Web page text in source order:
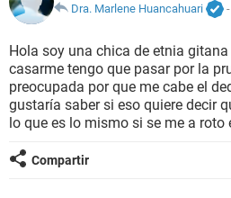
NUTRICIÓN
BIENESTAR
SEXUALIDAD
GLOSARIO
Dra. Marlene Huancahuari
-
Hola soy una chica de etnia
casarme tengo que pasar por la
preocupada por que me cabe el
gustaría saber si eso quiere decir
lo que es lo mismo si se me a roto
Compartir